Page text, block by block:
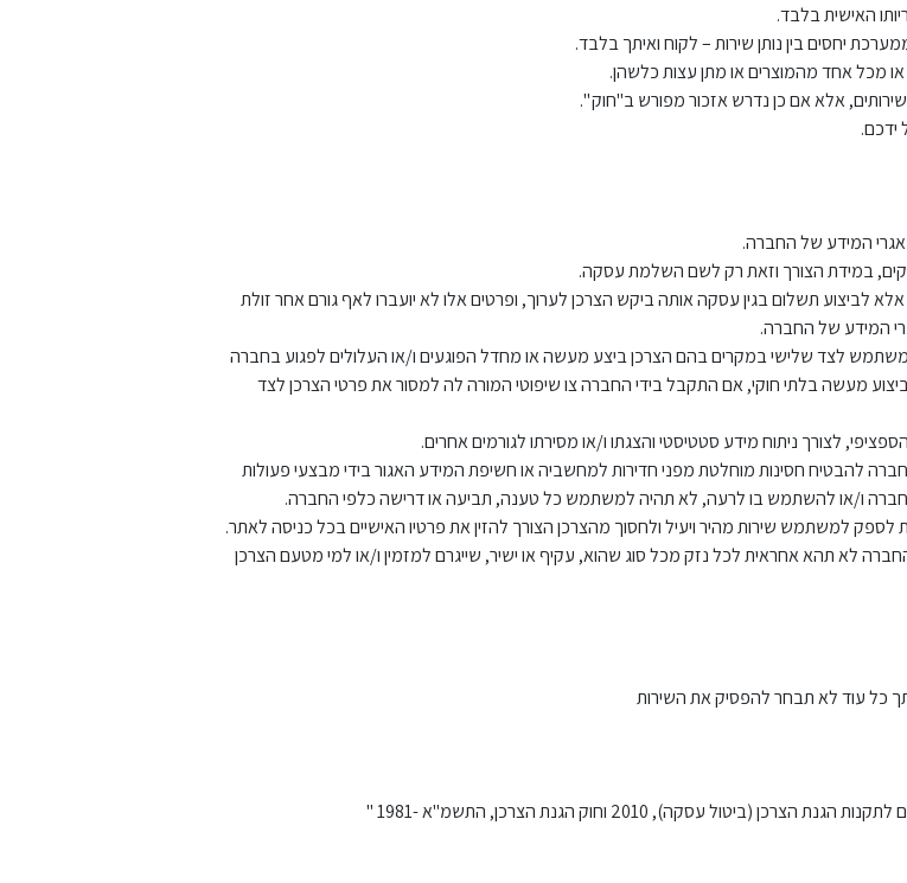
האישית בלבד.
יחסים בין נותן שירות – לקוח ואיתך בלבד.
מכל אחד מהמוצרים או מתן עצות כלשהן.
ידכם.
המידע של החברה.
במידת הצורך וזאת רק לשם השלמת עסקה.
תשלום בגין עסקה אותה ביקש הצרכן לערוך, ופרטים אלו לא יועברו לאף גורם אחר זולת
המידע של החברה.
לצד שלישי במקרים בהם הצרכן ביצע מעשה או מחדל הפוגעים ו/או העלולים לפגוע בחברה
מעשה בלתי חוקי, אם התקבל בידי החברה צו שיפוטי המורה לה למסור את פרטי הצרכן לצד
לצורך ניתוח מידע סטטיסטי והצגתו ו/או מסירתו לגורמים אחרים.
להבטיח חסינות מוחלטת מפני חדירות למחשביה או חשיפת המידע האגור בידי מבצעי פעולות
החברה ו/או להשתמש בו לרעה, לא תהיה למשתמש כל טענה, תביעה או דרישה כלפי החברה.
לא תהא אחראית לכל נזק מכל סוג שהוא, עקיף או ישיר, שייגרם למזמין ו/או למי מטעם הצרכן
כל עוד לא תבחר להפסיק את השירות
עסקה), 2010 וחוק הגנת הצרכן, התשמ"א -1981 "